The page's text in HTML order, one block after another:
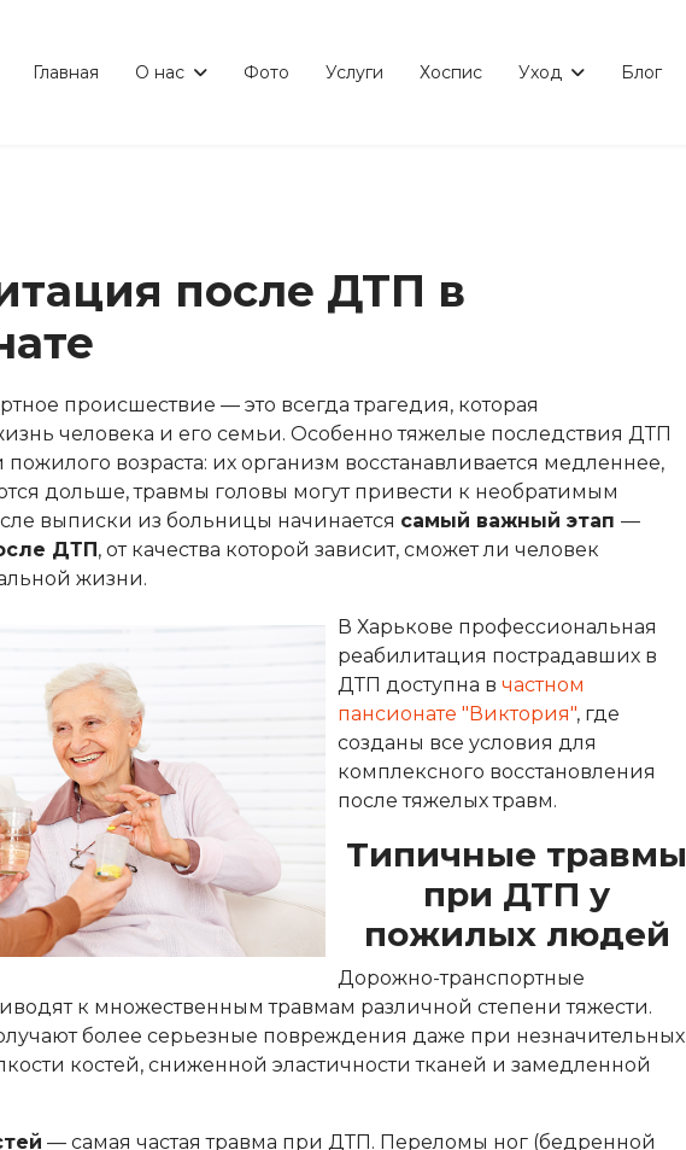
Главная О нас Фото Услуги Хоспис Уход Блог
после ДТП в
происшествие — это всегда трагедия, которая
человека и его семьи. Особенно тяжелые последствия ДТП
возраста: их организм восстанавливается медленнее,
дольше, травмы головы могут привести к необратимым
выписки из больницы начинается самый важный этап —
ДТП, от качества которой зависит, сможет ли человек
жизни.
В Харькове профессиональная
реабилитация пострадавших в
ДТП доступна в частном
пансионате "Виктория", где
созданы все условия для
комплексного восстановления
после тяжелых травм.
Типичные травмы
при ДТП у
пожилых людей
Дорожно-транспортные
к множественным травмам различной степени тяжести.
более серьезные повреждения даже при незначительных
костей, сниженной эластичности тканей и замедленной
— самая частая травма при ДТП. Переломы ног (бедренной